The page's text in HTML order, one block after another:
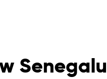
Senegalu